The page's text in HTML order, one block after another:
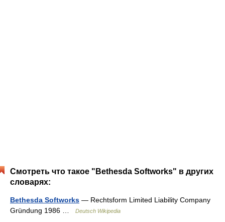
Смотреть что такое "Bethesda Softworks" в других
словарях:
Bethesda Softworks — Rechtsform Limited Liability Company
Gründung 1986 …
Deutsch Wikipedia